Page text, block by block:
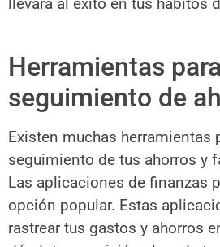
Herramientas
seguimiento de
Existen muchas herramientas
seguimiento de tus ahorros y
Las aplicaciones de finanzas
opción popular. Estas
rastrear tus gastos y ahorros